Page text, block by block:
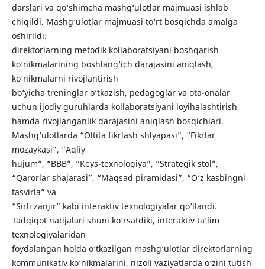
darslari va qo‘shimcha mashg‘ulotlar majmuasi ishlab
chiqildi. Mashg‘ulotlar majmuasi to‘rt bosqichda amalga
oshirildi:
direktorlarning metodik kollaboratsiyani boshqarish
ko‘nikmalarining boshlang‘ich darajasini aniqlash,
ko‘nikmalarni rivojlantirish
bo‘yicha treninglar o‘tkazish, pedagoglar va ota-onalar
uchun ijodiy guruhlarda kollaboratsiyani loyihalashtirish
hamda rivojlanganlik darajasini aniqlash bosqichlari.
Mashg‘ulotlarda “Oltita fikrlash shlyapasi”, “Fikrlar
mozaykasi”, “Aqliy
hujum”, “BBB”, “Keys-texnologiya”, “Strategik stol”,
“Qarorlar shajarasi”, “Maqsad piramidasi”, “O‘z kasbingni
tasvirla” va
“Sirli zanjir” kabi interaktiv texnologiyalar qo‘llandi.
Tadqiqot natijalari shuni ko‘rsatdiki, interaktiv ta’lim
texnologiyalaridan
foydalangan holda o‘tkazilgan mashg‘ulotlar direktorlarning
kommunikativ ko‘nikmalarini, nizoli vaziyatlarda o‘zini tutish